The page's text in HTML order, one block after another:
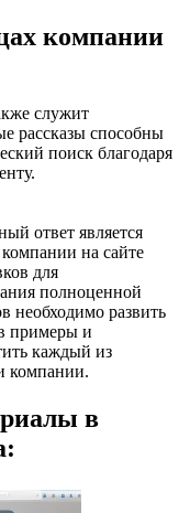
компании
служит
рассказы способны
поиск благодаря
ответ является
на сайте
для
полноценной
необходимо развить
примеры и
каждый из
компании.
в